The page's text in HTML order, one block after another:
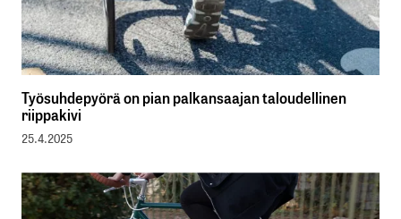
Työsuhdepyörä on pian palkansaajan taloudellinen
riippakivi
25.4.2025